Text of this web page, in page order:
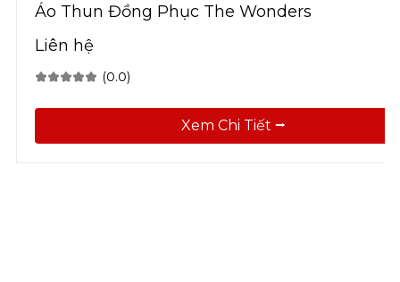
Áo Thun Đồng Phục The Wonders
Liên hệ
(0.0)
Xem Chi Tiết ⭢